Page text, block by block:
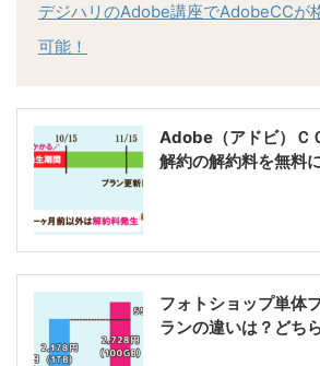
デジハリのAdobe講座でAdobeCCが
可能！
Adobe（アドビ）Ｃ
解約の解約料を無料
フォトショップ単体
ランの違いは？どち